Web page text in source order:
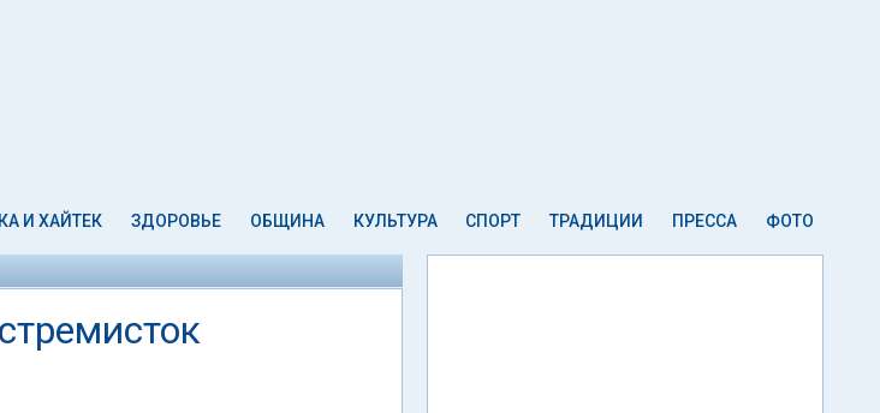
И ХАЙТЕК ЗДОРОВЬЕ ОБЩИНА КУЛЬТУРА СПОРТ ТРАДИЦИИ ПРЕССА ФОТО